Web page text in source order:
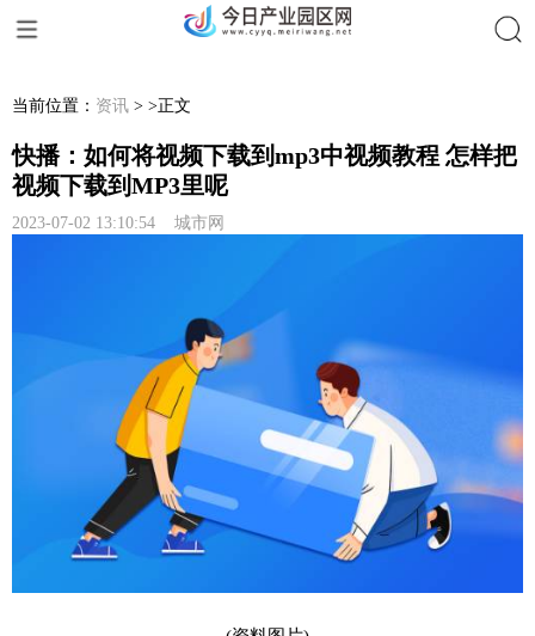
当前位置： 资讯 > >正文
快播：如何将视频下载到mp3中视频教程 怎样把
视频下载到MP3里呢
2023-07-02 13:10:54 城市网